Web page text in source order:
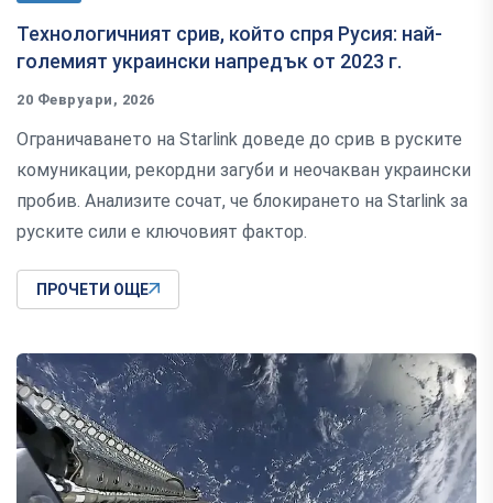
Технологичният срив, който спря Русия: най-
големият украински напредък от 2023 г.
20 Февруари, 2026
Ограничаването на Starlink доведе до срив в руските
комуникации, рекордни загуби и неочакван украински
пробив. Анализите сочат, че блокирането на Starlink за
руските сили е ключовият фактор.
ПРОЧЕТИ ОЩЕ